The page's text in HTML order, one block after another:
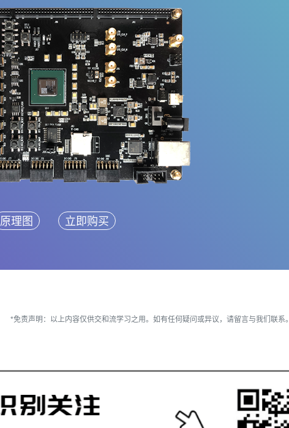
原理图 立即购买
*免责声明：以上内容仅供交和流学习之用。如有任何疑问或异议，请留言与我们联系。